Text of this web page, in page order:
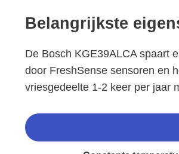
Belangrijkste
De Bosch KGE39ALCA spaart
door FreshSense sensoren en
vriesgedeelte 1-2 keer per jaar